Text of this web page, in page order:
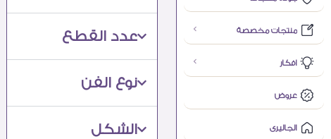
منتجات مخصصة
افكار
عروض
الجاليرى
عدد القطع​
نوع الفن​
الشكل​